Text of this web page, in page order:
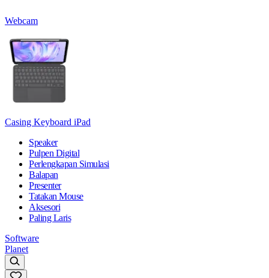
Webcam
Casing Keyboard iPad
Speaker
Pulpen Digital
Perlengkapan Simulasi
Balapan
Presenter
Tatakan Mouse
Aksesori
Paling Laris
Software
Planet